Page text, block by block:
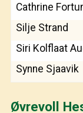
Cathrine
Silje Strand
Siri Kolflaat
Synne Sjaavik
Øvrevoll